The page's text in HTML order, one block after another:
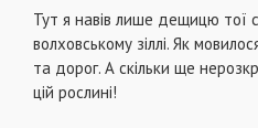
Тут я навів лише дещицю тої
волховському зіллі. Як
та дорог. А скільки ще
цій рослині!